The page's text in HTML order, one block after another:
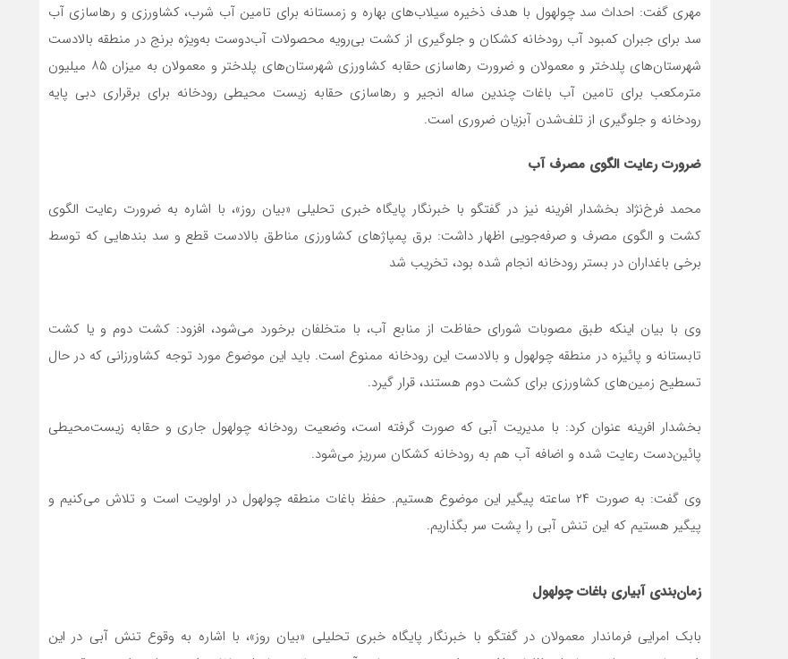
مهری گفت: احداث سد چولهول با هدف ذخیره سیلاب‌های بهاره و زمستانه برای تامین آب شرب، کشاورزی و رهاسازی آب
سد برای جبران کمبود آب رودخانه کشکان و جلوگیری از کشت بی‌رویه محصولات آب‌دوست به‌ویژه برنج در منطقه بالادست
شهرستان‌های پلدختر و معمولان و ضرورت رهاسازی حقابه کشاورزی شهرستان‌های پلدختر و معمولان به میزان ۸۵ میلیون
مترمکعب برای تامین آب باغات چندین ساله انجیر و رهاسازی حقابه زیست محیطی رودخانه برای برقراری دبی پایه
رودخانه و جلوگیری از تلف‌شدن آبزیان ضروری است.
ضرورت رعایت الگوی مصرف آب
محمد فرخ‌نژاد بخشدار افرینه نیز در گفتگو با خبرنگار پایگاه خبری تحلیلی «بیان روز»، با اشاره به ضرورت رعایت الگوی
کشت و الگوی مصرف و صرفه‌جویی اظهار داشت: برق پمپاژهای کشاورزی مناطق بالادست قطع و سد بندهایی که توسط
برخی باغداران در بستر رودخانه انجام شده بود، تخریب شد
وی با بیان اینکه طبق مصوبات شورای حفاظت از منابع آب، با متخلفان برخورد می‌شود، افزود: کشت دوم و یا کشت
تابستانه و پائیزه در منطقه چولهول و بالادست این رودخانه ممنوع است. باید این موضوع مورد توجه کشاورزانی که در حال
تسطیح زمین‌های کشاورزی برای کشت دوم هستند، قرار گیرد.
بخشدار افرینه عنوان کرد: با مدیریت آبی که صورت گرفته است، وضعیت رودخانه چولهول جاری و حقابه زیست‌محیطی
پائین‌دست رعایت شده و اضافه آب هم به رودخانه کشکان سرریز می‌شود.
وی گفت: به صورت ۲۴ ساعته پیگیر این موضوع هستیم. حفظ باغات منطقه چولهول در اولویت است و تلاش می‌کنیم و
پیگیر هستیم که این تنش آبی را پشت سر بگذاریم.
زمان‌بندی آبیاری باغات چولهول
بابک امرایی فرماندار معمولان در گفتگو با خبرنگار پایگاه خبری تحلیلی «بیان روز»، با اشاره به وقوع تنش آبی در این